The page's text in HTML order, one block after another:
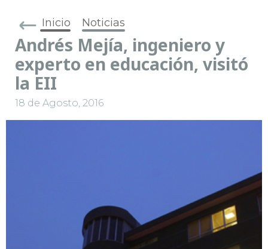
Inicio Noticias
Andrés Mejía, ingeniero y
experto en educación, visitó
la EII
18 de Agosto, 2016